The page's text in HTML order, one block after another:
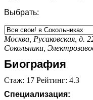
Выбрать:
Москва, Русаковская, д.
Сокольники,
Биография
Стаж: 17 Рейтинг: 4.3
Специализация: